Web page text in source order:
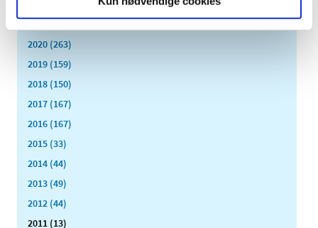
2020 (263)
2019 (159)
2018 (150)
2017 (167)
2016 (167)
2015 (33)
2014 (44)
2013 (49)
2012 (44)
2011 (13)